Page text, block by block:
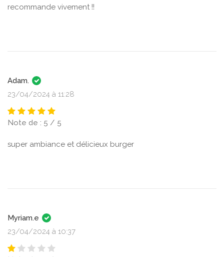
recommande vivement !!
Adam.
23/04/2024 à 11:28
Note de : 5 / 5
super ambiance et délicieux burger
Myriam.e
23/04/2024 à 10:37